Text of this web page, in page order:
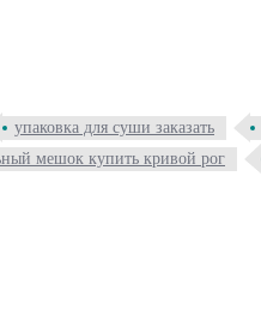
упаковка для суши заказать
мешок купить кривой рог